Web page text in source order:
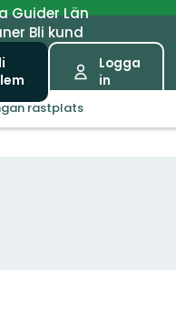
GuiderLän
Bli kund
Logga
in
rastplats